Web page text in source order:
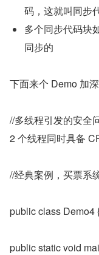
码，这就叫同步
多个同步代码块
同步的
下面来个 Demo 加
//多线程引发的安全
2 个线程同时具备
//经典案例，买票系
public class Demo4
public static void